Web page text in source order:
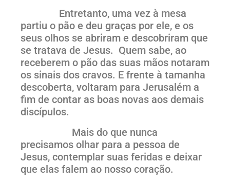
Entretanto, uma vez à mesa
partiu o pão e deu graças por ele, e os
seus olhos se abriram e descobriram que
se tratava de Jesus. Quem sabe, ao
receberem o pão das suas mãos notaram
os sinais dos cravos. E frente à tamanha
descoberta, voltaram para Jerusalém a
fim de contar as boas novas aos demais
discípulos.
Mais do que nunca
precisamos olhar para a pessoa de
Jesus, contemplar suas feridas e deixar
que elas falem ao nosso coração.